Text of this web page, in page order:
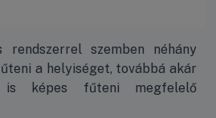
rendszerrel szemben néhány
a helyiséget, továbbá akár
képes fűteni megfelelő